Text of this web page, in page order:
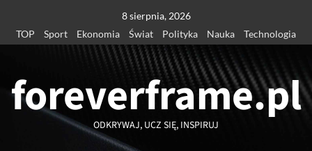
treści
8 sierpnia, 2026
TOP
Sport Ekonomia Świat Polityka Nauka Technologia
foreverframe.pl
ODKRYWAJ, UCZ SIĘ, INSPIRUJ